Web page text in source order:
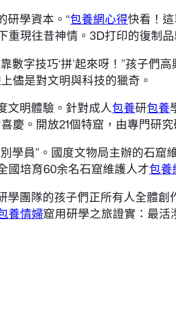
研學資本。“包養網心得快看！這
重現往昔神情。3D打印的復制
數字技巧‘拼’起來呀！”孩子們
儘是對文明與科技的獵奇。
文明體驗。針對成人包養研包養
慶。開放21個特窟，由專門研
學員”。國度文物局主辦的石窟
國培育60余名石窟維護人才包養
學團隊的孩子們正所有人全體
養情婦窟用研學之旅證實：最活